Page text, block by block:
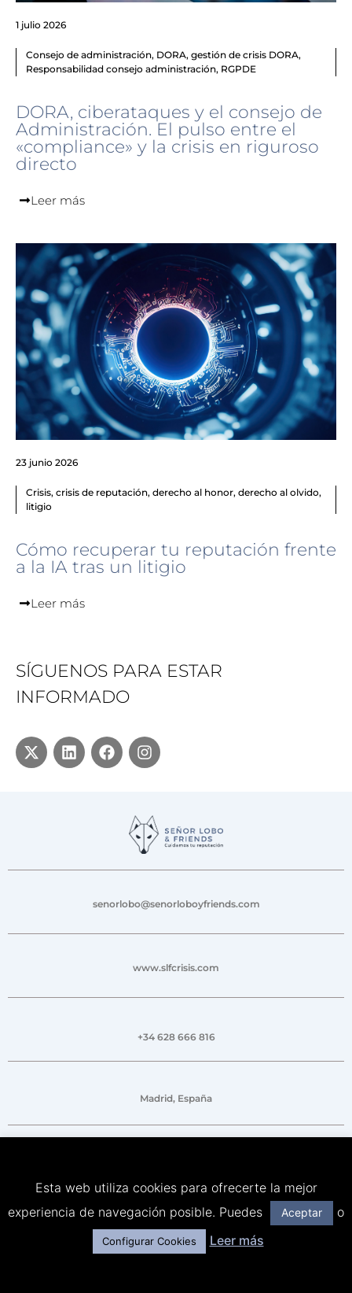
1 julio 2026
Consejo de administración, DORA, gestión de crisis DORA,
Responsabilidad consejo administración, RGPDE
DORA, ciberataques y el consejo de
Administración. El pulso entre el
«compliance» y la crisis en riguroso
directo
Leer más
23 junio 2026
Crisis, crisis de reputación, derecho al honor, derecho al olvido,
litigio
Cómo recuperar tu reputación frente
a la IA tras un litigio
Leer más
SÍGUENOS PARA ESTAR
INFORMADO
senorlobo@senorloboyfriends.com
www.slfcrisis.com
+34 628 666 816
Madrid, España
Contacto
Esta web utiliza cookies para ofrecerte la mejor
experiencia de navegación posible. Puedes
Aceptar o
Configurar Cookies Leer más